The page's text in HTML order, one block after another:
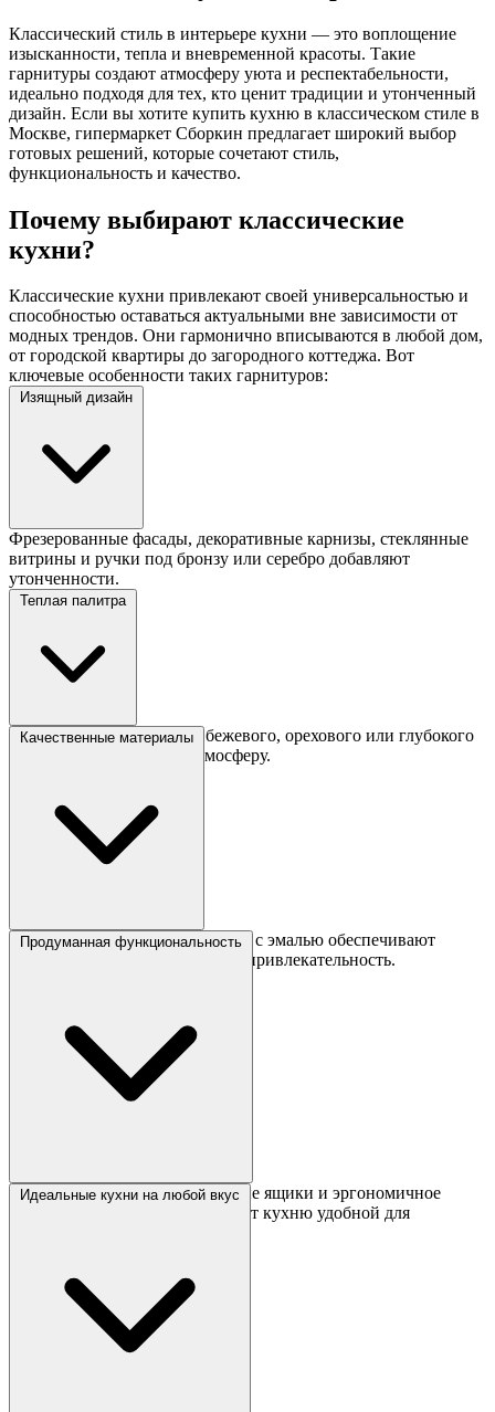
Классический стиль в интерьере кухни — это воплощение
изысканности, тепла и вневременной красоты. Такие
гарнитуры создают атмосферу уюта и респектабельности,
идеально подходя для тех, кто ценит традиции и утонченный
дизайн. Если вы хотите купить кухню в классическом стиле в
Москве, гипермаркет Сборкин предлагает широкий выбор
готовых решений, которые сочетают стиль,
функциональность и качество.
Почему выбирают классические
кухни?
Классические кухни привлекают своей универсальностью и
способностью оставаться актуальными вне зависимости от
модных трендов. Они гармонично вписываются в любой дом,
от городской квартиры до загородного коттеджа. Вот
ключевые особенности таких гарнитуров:
Изящный дизайн
Фрезерованные фасады, декоративные карнизы, стеклянные
витрины и ручки под бронзу или серебро добавляют
утонченности.
Теплая палитра
Оттенки слоновой кости, бежевого, орехового или глубокого
бордо создают уютную атмосферу.
Качественные материалы
Массив дерева, шпон или МДФ с эмалью обеспечивают
долговечность и эстетическую привлекательность.
Продуманная функциональность
Просторные шкафы, выдвижные ящики и эргономичное
расположение элементов делают кухню удобной для
Идеальные кухни на любой вкус